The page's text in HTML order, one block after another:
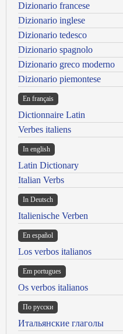
Dizionario francese
Dizionario inglese
Dizionario tedesco
Dizionario spagnolo
Dizionario greco moderno
Dizionario piemontese
En français
Dictionnaire Latin
Verbes italiens
In english
Latin Dictionary
Italian Verbs
In Deutsch
Italienische Verben
En español
Los verbos italianos
Em portugues
Os verbos italianos
По русски
Итальянские глаголы